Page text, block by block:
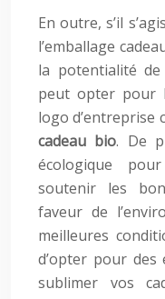
En outre, s’il
l’emballage
la potentialité
peut opter pour
logo d’entreprise
cadeau bio. De
écologique
soutenir les
faveur de
meilleures
d’opter pour des
sublimer vos